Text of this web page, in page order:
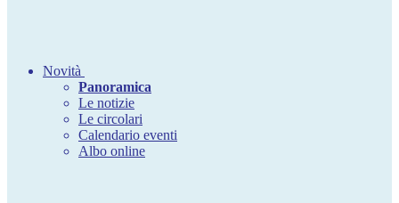
Novità
Panoramica
Le notizie
Le circolari
Calendario eventi
Albo online